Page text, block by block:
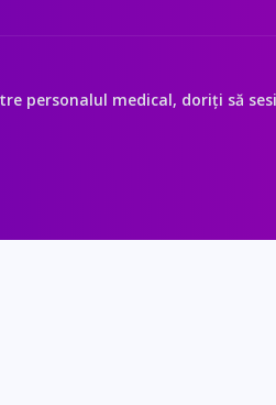
personalul medical, doriți să